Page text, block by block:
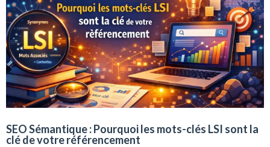
SEO Sémantique : Pourquoi les mots-clés LSI sont la
clé de votre référencement